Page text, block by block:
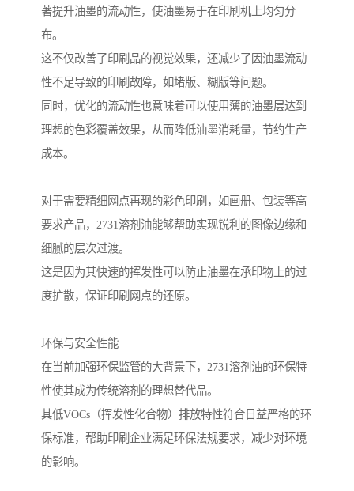
著提升油墨的流动性，使油墨易于在印刷机上均匀分
布。
这不仅改善了印刷品的视觉效果，还减少了因油墨流动
性不足导致的印刷故障，如堵版、糊版等问题。
同时，优化的流动性也意味着可以使用薄的油墨层达到
理想的色彩覆盖效果，从而降低油墨消耗量，节约生产
成本。
对于需要精细网点再现的彩色印刷，如画册、包装等高
要求产品，2731溶剂油能够帮助实现锐利的图像边缘和
细腻的层次过渡。
这是因为其快速的挥发性可以防止油墨在承印物上的过
度扩散，保证印刷网点的还原。
环保与安全性能
在当前加强环保监管的大背景下，2731溶剂油的环保特
性使其成为传统溶剂的理想替代品。
其低VOCs（挥发性化合物）排放特性符合日益严格的环
保标准，帮助印刷企业满足环保法规要求，减少对环境
的影响。